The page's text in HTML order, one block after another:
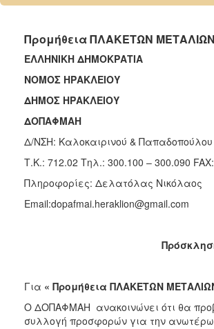
2024
2022
ΤΟΠΟΣ
Προμήθεια ΠΛΑΚΕΤΩΝ ΜΕΤΑΛΙΩΝ
ΕΛΛΗΝΙΚΗ
ΝΟΜΟΣ
ΔΗΜΟΣ
ΔΟΠΑΦΜΑΗ
Δ/ΝΣΗ: Καλοκαιρινού &
Τ.Κ.: 712.02 Τηλ.: 300.100 – 300.090
Πληροφορίες: Δελατόλας Νικόλαος
Email:dopafmai.heraklion@gmail.com
Για « Προμήθεια ΠΛΑΚΕΤΩΝ
Ο ΔΟΠΑΦΜΑΗ ανακοινώνει ότι θα
συλλογή προσφορών για την